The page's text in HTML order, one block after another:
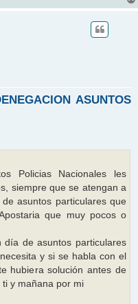
ASUNTOS
Policias Nacionales les
siempre que se atengan a
asuntos particulares que
que muy pocos o
día de asuntos particulares
y si se habla con el
hubiera solución antes de
y mañana por mi